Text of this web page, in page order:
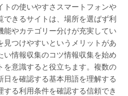
トの使いやすさスマートフォンや
できるサイトは、場所を選ばず利
能やカテゴリー分けが充実してい
見つけやすいというメリットがあ
い情報収集のコツ情報収集を始め
を意識すると役立ちます。複数の
を確認する基本用語を理解する
る利用条件を確認する信頼でき